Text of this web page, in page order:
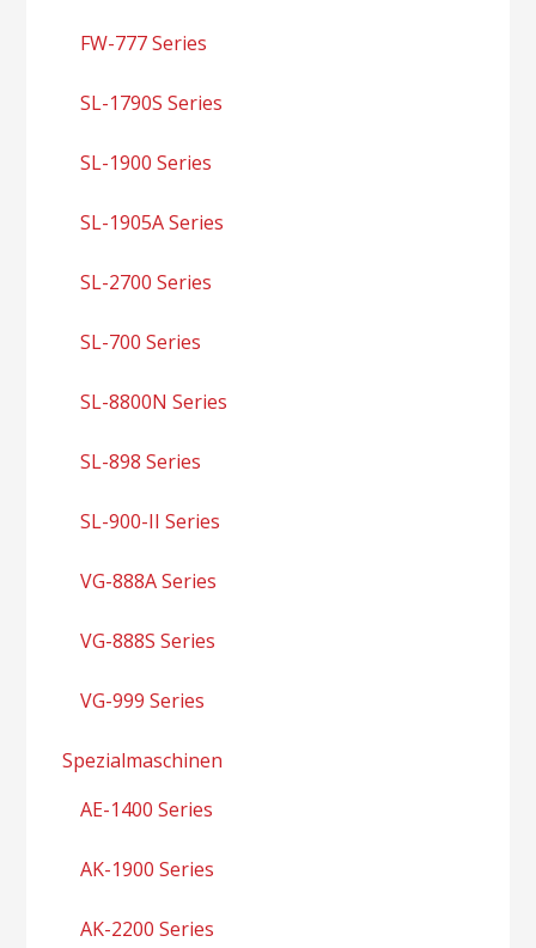
FW-777 Series
SL-1790S Series
SL-1900 Series
SL-1905A Series
SL-2700 Series
SL-700 Series
SL-8800N Series
SL-898 Series
SL-900-II Series
VG-888A Series
VG-888S Series
VG-999 Series
Spezialmaschinen
AE-1400 Series
AK-1900 Series
AK-2200 Series